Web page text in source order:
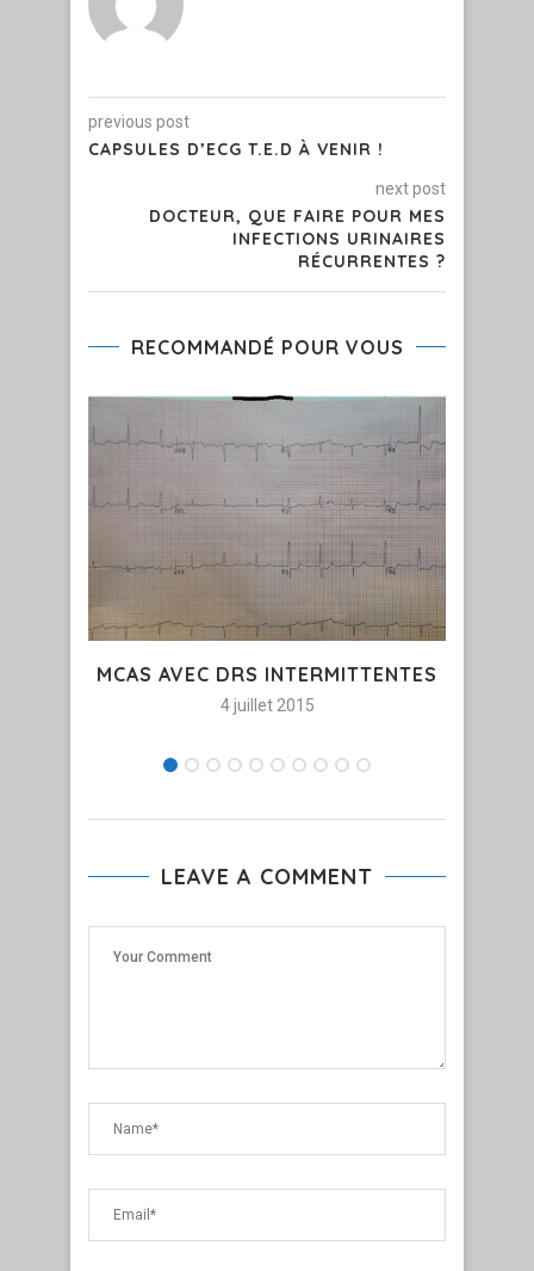
previous post
CAPSULES D’ECG T.E.D À VENIR !
next post
DOCTEUR, QUE FAIRE POUR MES
INFECTIONS URINAIRES
RÉCURRENTES ?
RECOMMANDÉ POUR VOUS
MCAS AVEC DRS INTERMITTENTES
4 juillet 2015
LEAVE A COMMENT